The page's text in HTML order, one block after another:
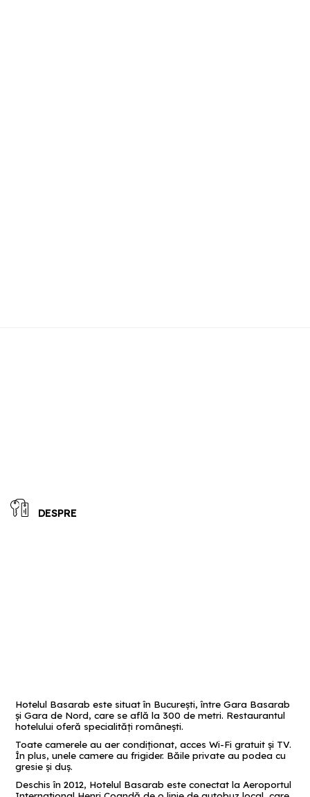
DESPRE
Hotelul Basarab este situat în Bucureşti, între Gara Basarab
şi Gara de Nord, care se află la 300 de metri. Restaurantul
hotelului oferă specialităţi româneşti.
Toate camerele au aer condiţionat, acces Wi-Fi gratuit şi TV.
În plus, unele camere au frigider. Băile private au podea cu
gresie şi duş.
Deschis în 2012, Hotelul Basarab este conectat la Aeroportul